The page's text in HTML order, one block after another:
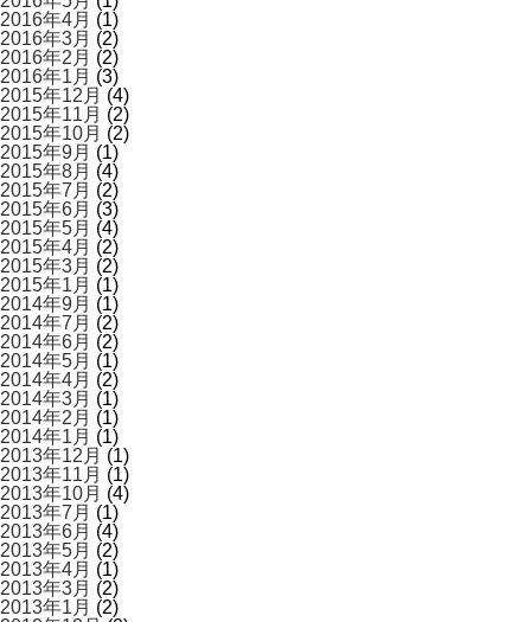
2016年4月 (1)
2016年3月 (2)
2016年2月 (2)
2016年1月 (3)
2015年12月 (4)
2015年11月 (2)
2015年10月 (2)
2015年9月 (1)
2015年8月 (4)
2015年7月 (2)
2015年6月 (3)
2015年5月 (4)
2015年4月 (2)
2015年3月 (2)
2015年1月 (1)
2014年9月 (1)
2014年7月 (2)
2014年6月 (2)
2014年5月 (1)
2014年4月 (2)
2014年3月 (1)
2014年2月 (1)
2014年1月 (1)
2013年12月 (1)
2013年11月 (1)
2013年10月 (4)
2013年7月 (1)
2013年6月 (4)
2013年5月 (2)
2013年4月 (1)
2013年3月 (2)
2013年1月 (2)